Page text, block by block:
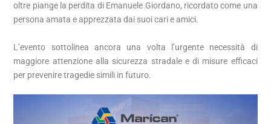
oltre piange la perdita di Emanuele Giordano, ricordato come una
persona amata e apprezzata dai suoi cari e amici.
L’evento sottolinea ancora una volta l’urgente necessità di
maggiore attenzione alla sicurezza stradale e di misure efficaci
per prevenire tragedie simili in futuro.